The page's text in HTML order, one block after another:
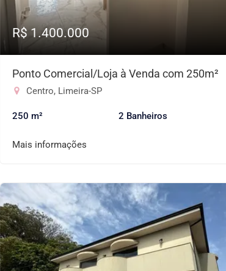
R$ 1.400.000
Ponto Comercial/Loja à Venda com 250m²
Centro, Limeira-SP
250 m² 2 Banheiros
Mais informações